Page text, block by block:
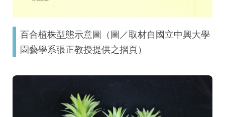
百合植株型態示意圖（圖／取材自國立中興大學
園藝學系張正教授提供之摺頁）